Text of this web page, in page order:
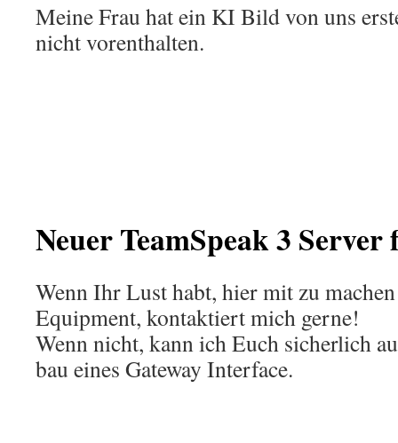
Meine Frau hat ein KI Bild von uns
nicht vorenthalten.
Neuer TeamSpeak 3 Server
Wenn Ihr Lust habt, hier mit zu
Equipment, kontaktiert mich gerne!
Wenn nicht, kann ich Euch sicherlich
bau eines Gateway Interface.